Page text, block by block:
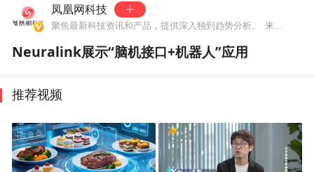
凤凰网科技
聚焦最新科技资讯和产品，提供深入独到趋势分析。 来自北京市
Neuralink展示“脑机接口+机器人”应用
推荐视频